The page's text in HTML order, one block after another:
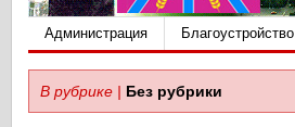
Администрация Благоустройство
В рубрике | Без рубрики